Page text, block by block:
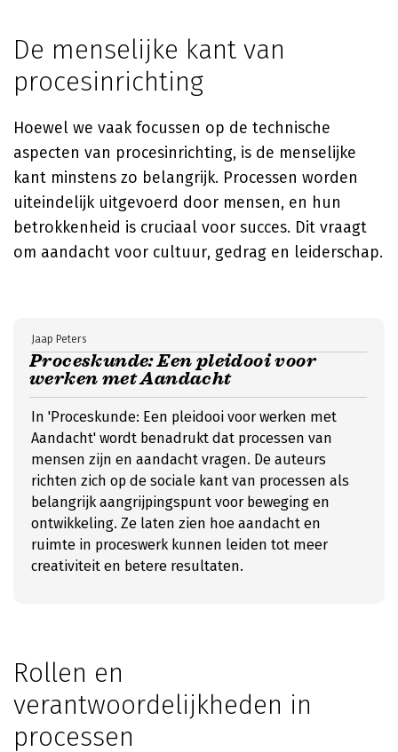
De menselijke kant van
procesinrichting
Hoewel we vaak focussen op de technische
aspecten van procesinrichting, is de menselijke
kant minstens zo belangrijk. Processen worden
uiteindelijk uitgevoerd door mensen, en hun
betrokkenheid is cruciaal voor succes. Dit vraagt
om aandacht voor cultuur, gedrag en leiderschap.
Proceskunde: Een pleidooi voor
werken met Aandacht
Jaap Peters
In 'Proceskunde: Een pleidooi voor werken met
Aandacht' wordt benadrukt dat processen van
mensen zijn en aandacht vragen. De auteurs
richten zich op de sociale kant van processen als
belangrijk aangrijpingspunt voor beweging en
ontwikkeling. Ze laten zien hoe aandacht en
ruimte in proceswerk kunnen leiden tot meer
creativiteit en betere resultaten.
Rollen en
verantwoordelijkheden in
processen